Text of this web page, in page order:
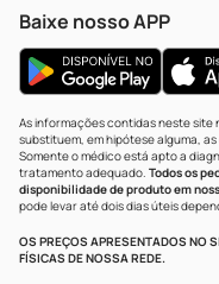
Baixe nosso APP
As informações contidas neste site
substituem, em hipótese alguma,
Somente o médico está apto a
tratamento adequado. Todos os
disponibilidade de produto em
pode levar até dois dias úteis
OS PREÇOS APRESENTADOS NO
FÍSICAS DE NOSSA REDE.